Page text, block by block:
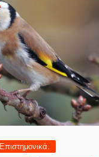
Επιστημονικά.